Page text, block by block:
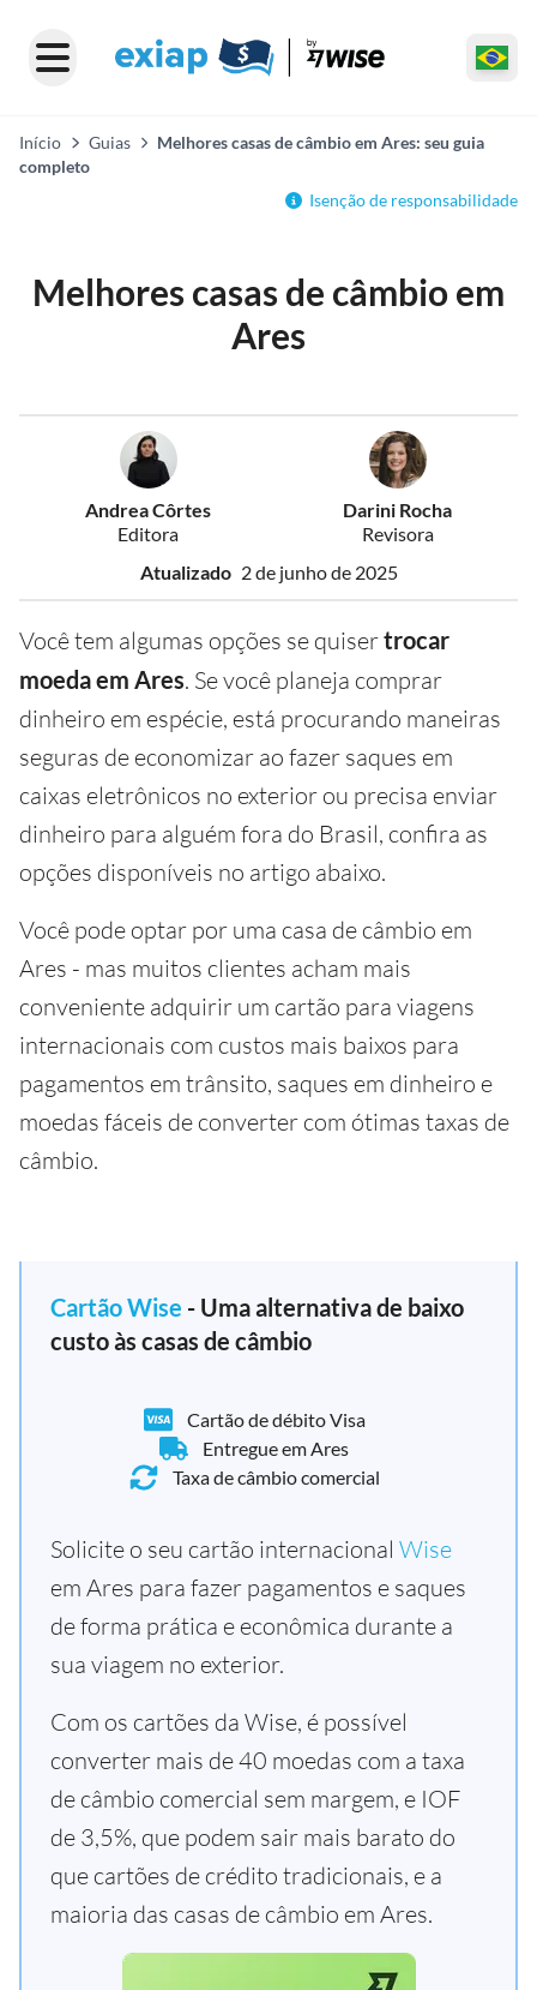
Início Guias
Melhores casas de câmbio em Ares: seu guia
completo
Isenção de responsabilidade
Melhores casas de câmbio em
Ares
Andrea Côrtes
Editora
Darini Rocha
Revisora
Atualizado 2 de junho de 2025
Você tem algumas opções se quisertrocar
moeda em Ares. Se você planeja comprar
dinheiro em espécie, está procurando maneiras
seguras de economizar ao fazer saques em
caixas eletrônicos no exterior ou precisa enviar
dinheiro para alguém fora do Brasil, confira as
opções disponíveis no artigo abaixo.
Você pode optar por uma casa de câmbio em
Ares - mas muitos clientes acham mais
conveniente adquirir um cartão para viagens
internacionais com custos mais baixos para
pagamentos em trânsito, saques em dinheiro e
moedas fáceis de converter com ótimas taxas de
câmbio.
Cartão Wise - Uma alternativa de baixo
custo às casas de câmbio
Cartão de débito Visa
Entregue em Ares
Taxa de câmbio comercial
Solicite o seu cartão internacional Wise
em Ares para fazer pagamentos e saques
de forma prática e econômica durante a
sua viagem no exterior.
Com os cartões da Wise, é possível
converter mais de 40 moedas com a taxa
de câmbio comercial sem margem, e IOF
de 3,5%, que podem sair mais barato do
que cartões de crédito tradicionais, e a
maioria das casas de câmbio em Ares.